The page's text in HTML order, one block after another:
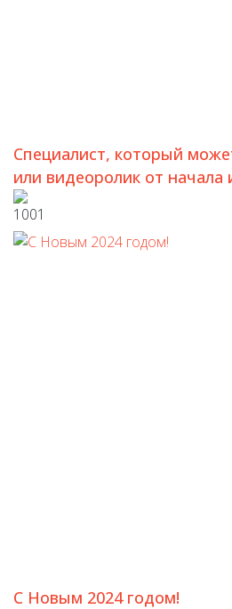
Cпециалист, который
или видеоролик от начала
1001
С Новым 2024 годом!